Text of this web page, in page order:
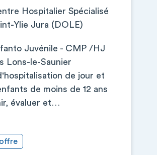
Hospitalier Spécialisé
Ylie Jura (DOLE)
Juvénile - CMP /HJ
Lons-le-Saunier
de jour et
de moins de 12 ans
évaluer et…